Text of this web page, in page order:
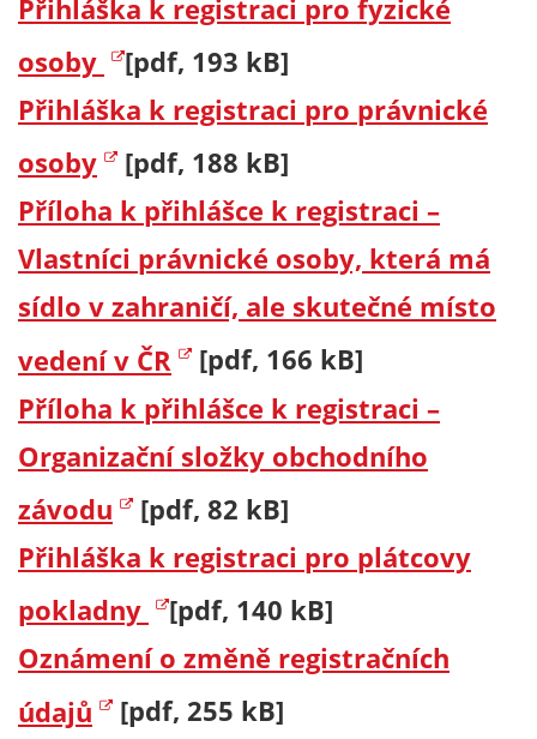
Přihláška k registraci pro fyzické
osoby
[pdf, 193 kB]
Přihláška k registraci pro právnické
osoby [pdf, 188 kB]
Příloha k přihlášce k registraci –
Vlastníci právnické osoby, která má
sídlo v zahraničí, ale skutečné místo
vedení v ČR [pdf, 166 kB]
Příloha k přihlášce k registraci –
Organizační složky obchodního
závodu [pdf, 82 kB]
Přihláška k registraci pro plátcovy
pokladny
[pdf, 140 kB]
Oznámení o změně registračních
údajů [pdf, 255 kB]